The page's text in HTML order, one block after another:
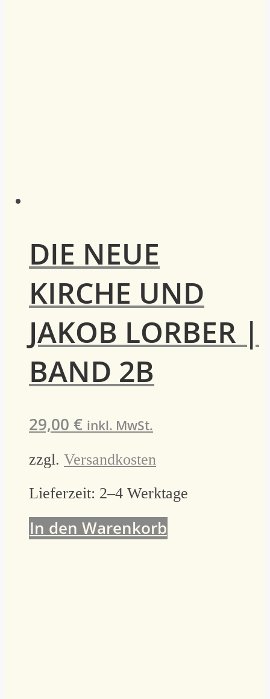
DIE NEUE
KIRCHE UND
JAKOB LORBER |
BAND 2B
29,00 € inkl. MwSt.
zzgl. Versandkosten
Lieferzeit: 2–4 Werktage
In den Warenkorb